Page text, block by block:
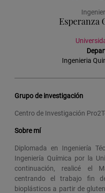
Esperanza
Ingenieria
Grupo de investigación
Centro de Investigación
Sobre mí
Diplomada en Ingeniería
Ingeniería Química por la
continuación, realicé el
centrando el trabajo fin
bioplásticos a partir de